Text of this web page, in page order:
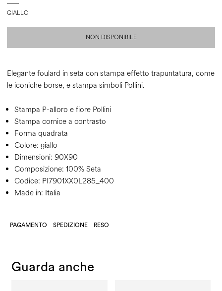
GIALLO
NON DISPONIBILE
Elegante foulard in seta con stampa effetto trapuntatura, come
le iconiche borse, e stampa simboli Pollini.
Stampa P-alloro e fiore Pollini
Stampa cornice a contrasto
Forma quadrata
Colore: giallo
Dimensioni: 90X90
Composizione: 100% Seta
Codice: PI7901XX0L285_400
Made in: Italia
PAGAMENTO SPEDIZIONE RESO
Guarda anche